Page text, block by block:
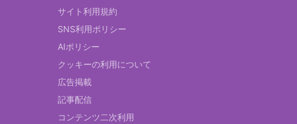
サイト利用規約
SNS利用ポリシー
AIポリシー
クッキーの利用について
広告掲載
記事配信
コンテンツ二次利用